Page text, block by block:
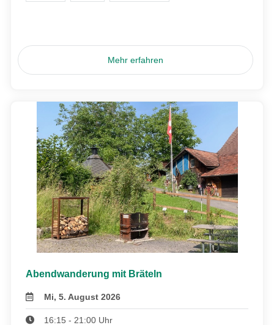
Mehr erfahren
Abendwanderung mit Bräteln
Mi, 5. August 2026
16:15 - 21:00 Uhr